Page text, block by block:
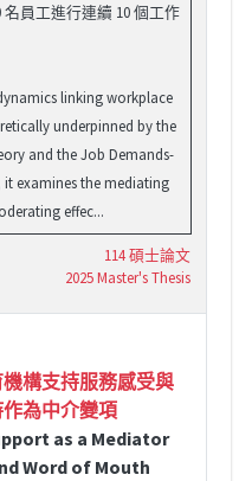
員工進行連續 10 個工作
linking workplace
underpinned by the
and the Job Demands-
it examines the mediating
effec...
114 碩士論文
2025 Master's Thesis
構支持服務感受與
為中介變項
as a Mediator
Word of Mouth